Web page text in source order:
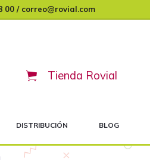
00 / correo@rovial.com
Tienda Rovial
DISTRIBUCIÓN BLOG